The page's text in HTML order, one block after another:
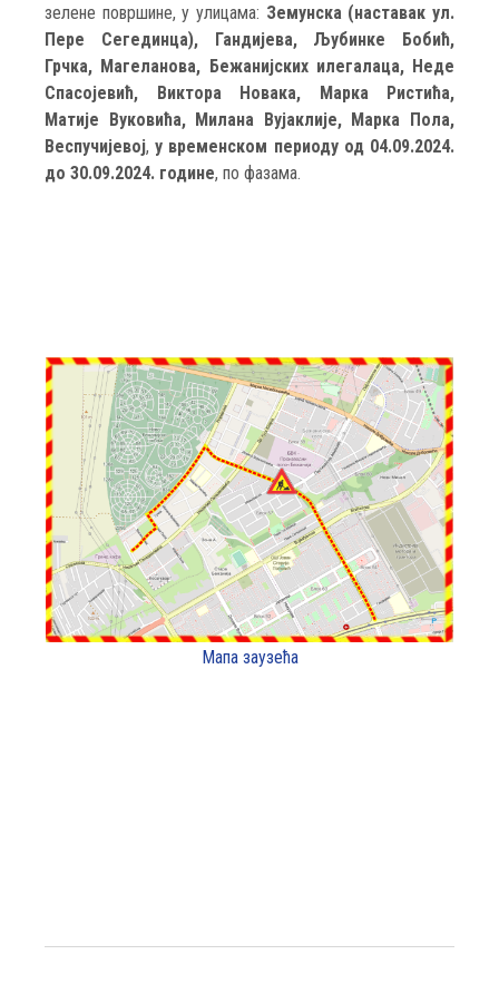
зелене површине, у улицама: Земунска (наставак ул.
Пере Сегединца), Гандијева, Љубинке Бобић,
Грчка, Магеланова, Бежанијских илегалаца, Неде
Спасојевић, Виктора Новака, Марка Ристића,
Матије Вуковића, Милана Вујаклије, Марка Пола,
Веспучијевој, у временском периоду од 04.09.2024.
до 30.09.2024. године, по фазама.
Мапа заузећа